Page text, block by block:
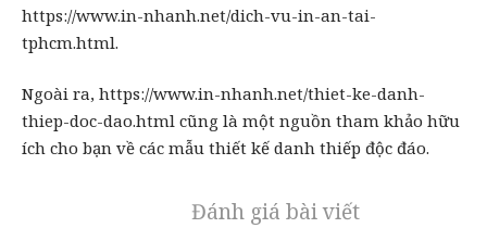
https://www.in-nhanh.net/dich-vu-in-an-tai-
tphcm.html.
Ngoài ra, https://www.in-nhanh.net/thiet-ke-danh-
thiep-doc-dao.html cũng là một nguồn tham khảo hữu
ích cho bạn về các mẫu thiết kế danh thiếp độc đáo.
Đánh giá bài viết